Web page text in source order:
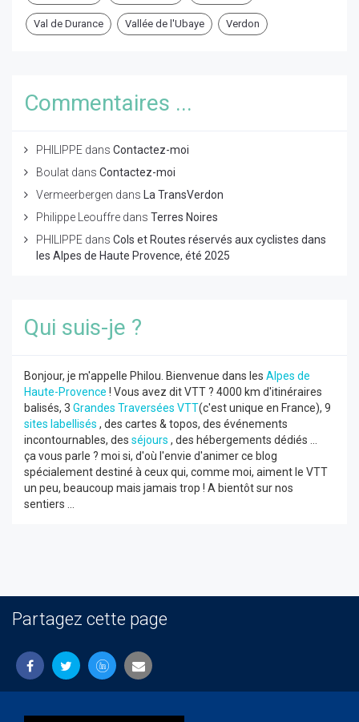
Val de Durance Vallée de l'Ubaye Verdon
Commentaires ...
PHILIPPE dans Contactez-moi
Boulat dans Contactez-moi
Vermeerbergen dans
La TransVerdon
Philippe Leouffre dans Terres Noires
PHILIPPE dans Cols et Routes réservés aux cyclistes dans
les Alpes de Haute Provence, été 2025
Qui suis-je ?
Bonjour, je m'appelle Philou. Bienvenue dans les Alpes de
Haute-Provence ! Vous avez dit VTT ? 4000 km d'itinéraires
balisés, 3 Grandes Traversées VTT(c'est unique en France), 9
sites labellisés , des cartes & topos, des événements
incontournables, des séjours , des hébergements dédiés ...
ça vous parle ? moi si, d'où l'envie d'animer ce blog
spécialement destiné à ceux qui, comme moi, aiment le VTT
un peu, beaucoup mais jamais trop ! A bientôt sur nos
sentiers ...
Partagez cette page